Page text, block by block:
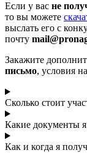
Если у вас не
то вы можете
выслать его с
почту
Закажите
письмо, условия
Сколько стоит
Какие документы
Как и когда я